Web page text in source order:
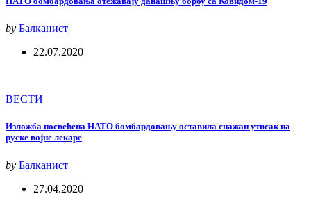
by Балканист
22.07.2020
ВЕСТИ
Изложба посвећена НАТО бомбардовању оставила снажан утисак на
руске војне лекаре
by Балканист
27.04.2020